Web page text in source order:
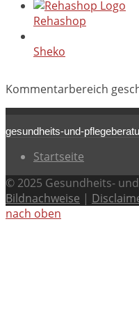
Rehashop
Sheko
Kommentarbereich
gesundheits-und-
Startseite
© 2025 Gesundheits-
Bildnachweise |
nach oben